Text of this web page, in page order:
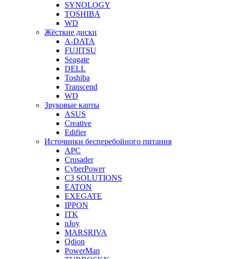
SYNOLOGY
TOSHIBA
WD
Жёсткие диски
A-DATA
FUJITSU
Seagate
DELL
Toshiba
Transcend
WD
Звуковые карты
ASUS
Creative
Edifier
Источники бесперебойного питания
APC
Crusader
CyberPower
C3 SOLUTIONS
EATON
EXEGATE
IPPON
ITK
nJoy
MARSRIVA
Qdion
PowerMan